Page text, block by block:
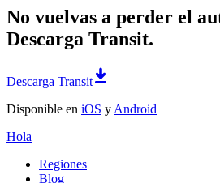
No vuelvas a perder el
Descarga Transit.
Descarga Transit
Disponible en iOS y Android
Hola
Regiones
Blog